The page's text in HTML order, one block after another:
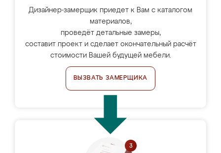
Дизайнер-замерщик приедет к Вам с каталогом
материалов,
проведёт детальные замеры,
составит проект и сделает окончательный расчёт
стоимости Вашей будущей мебели.
ВЫЗВАТЬ ЗАМЕРЩИКА